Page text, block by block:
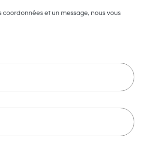
coordonnées et un message, nous vous